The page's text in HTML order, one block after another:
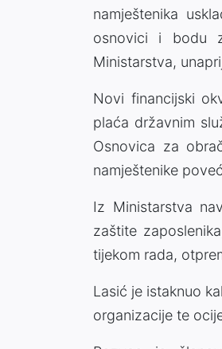
namještenika
osnovici i bodu
Ministarstva,
Novi financijski
plaća državnim
Osnovica za
namještenike
Iz Ministarstva
zaštite
tijekom rada,
Lasić je istaknuo
organizacije te